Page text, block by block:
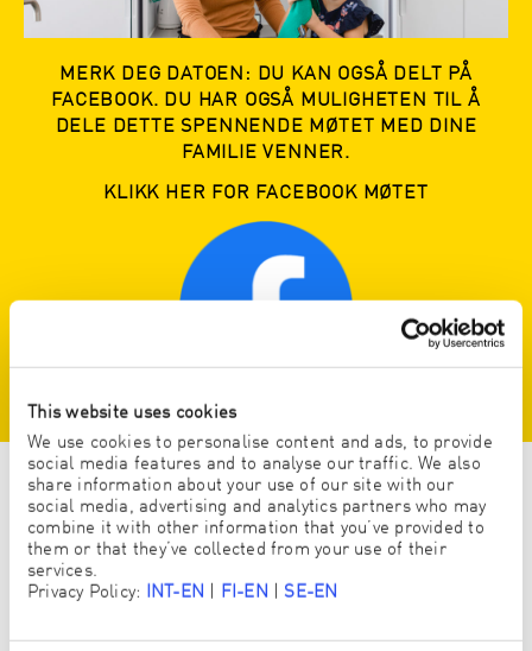
This website uses cookies
We use cookies to personalise content and ads, to provide
social media features and to analyse our traffic. We also
share information about your use of our site with our
social media, advertising and analytics partners who may
combine it with other information that you’ve provided to
them or that they’ve collected from your use of their
services.
Privacy Policy: INT-EN FI-EN SE-EN
MERK DEG DATOEN: DU KAN OGSÅ DELT PÅ
FACEBOOK. DU HAR OGSÅ MULIGHETEN TIL Å
DELE DETTE SPENNENDE MØTET MED DINE
FAMILIE VENNER.
KLIKK HER FOR FACEBOOK MØTET
Enjo vs. tradisjonell rengjøring